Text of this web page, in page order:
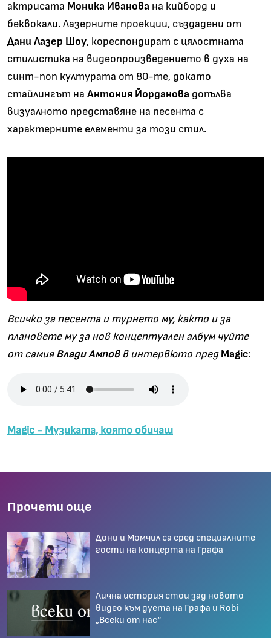
актрисата Моника Иванова на кийборд и
беквокали. Лазерните проекции, създадени от
Дани Лазер Шоу, кореспондират с цялостната
стилистика на видеопроизведението в духа на
синт-поп културата от 80-те, докато
стайлингът на Антония Йорданова допълва
визуалното представяне на песента с
характерните елементи за този стил.
Всичко за песента и турнето му, както и за
плановете му за нов концептуален албум чуйте
от самия Влади Амповв интервюто пред Magic:
Magic - Музиката, която обичаш
Прочети още
Дони и Момчил са сред специалните
гости на концерта на Графа
Лична история стои зад новото
видео към дуета на Графа и Robi
„Всеки от нас“